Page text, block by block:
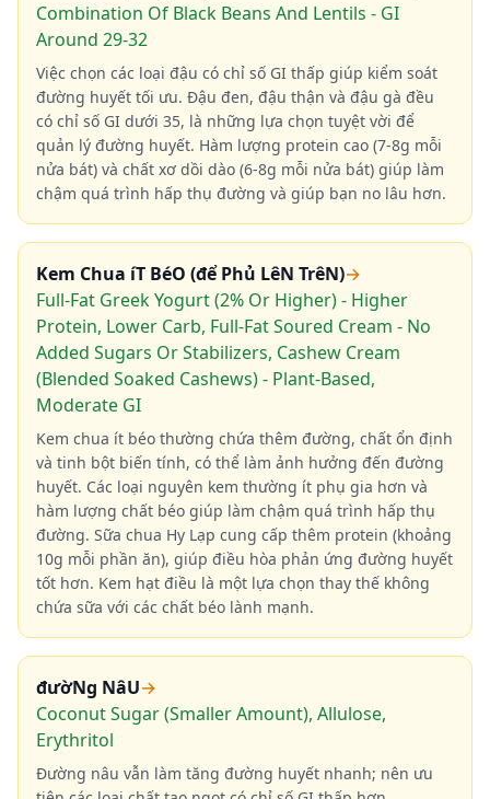
Combination Of Black Beans And Lentils - GI
Around 29-32
Việc chọn các loại đậu có chỉ số GI thấp giúp kiểm soát
đường huyết tối ưu. Đậu đen, đậu thận và đậu gà đều
có chỉ số GI dưới 35, là những lựa chọn tuyệt vời để
quản lý đường huyết. Hàm lượng protein cao (7-8g mỗi
nửa bát) và chất xơ dồi dào (6-8g mỗi nửa bát) giúp làm
chậm quá trình hấp thụ đường và giúp bạn no lâu hơn.
Kem Chua íT BéO (để Phủ LêN TrêN)→
Full-Fat Greek Yogurt (2% Or Higher) - Higher
Protein, Lower Carb, Full-Fat Soured Cream - No
Added Sugars Or Stabilizers, Cashew Cream
(Blended Soaked Cashews) - Plant-Based,
Moderate GI
Kem chua ít béo thường chứa thêm đường, chất ổn định
và tinh bột biến tính, có thể làm ảnh hưởng đến đường
huyết. Các loại nguyên kem thường ít phụ gia hơn và
hàm lượng chất béo giúp làm chậm quá trình hấp thụ
đường. Sữa chua Hy Lạp cung cấp thêm protein (khoảng
10g mỗi phần ăn), giúp điều hòa phản ứng đường huyết
tốt hơn. Kem hạt điều là một lựa chọn thay thế không
chứa sữa với các chất béo lành mạnh.
đườNg NâU→
Coconut Sugar (Smaller Amount), Allulose,
Erythritol
Đường nâu vẫn làm tăng đường huyết nhanh; nên ưu